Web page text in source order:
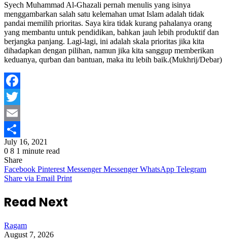
Syech Muhammad Al-Ghazali pernah menulis yang isinya
menggambarkan salah satu kelemahan umat Islam adalah tidak
pandai memilih prioritas. Saya kira tidak kurang pahalanya orang
yang membantu untuk pendidikan, bahkan jauh lebih produktif dan
berjangka panjang. Lagi-lagi, ini adalah skala prioritas jika kita
dihadapkan dengan pilihan, namun jika kita sanggup memberikan
keduanya, qurban dan bantuan, maka itu lebih baik.(Mukhrij/Debar)
Facebook
Twitter
Email
Share
July 16, 2021
0 8 1 minute read
Share
Facebook Pinterest Messenger Messenger WhatsApp Telegram
Share via Email Print
Read Next
Ragam
August 7, 2026